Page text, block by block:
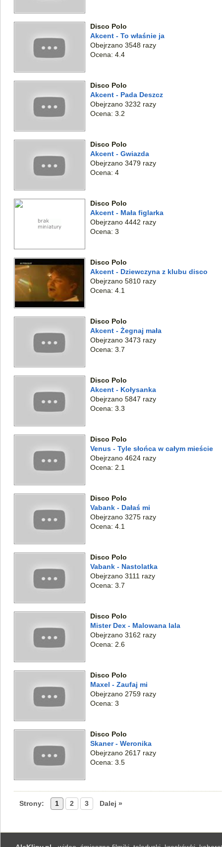
Disco Polo
Akcent - To właśnie ja
Obejrzano 3548 razy
Ocena: 4.4
Disco Polo
Akcent - Pada Deszcz
Obejrzano 3232 razy
Ocena: 3.2
Disco Polo
Akcent - Gwiazda
Obejrzano 3479 razy
Ocena: 4
Disco Polo
Akcent - Mała figlarka
Obejrzano 4442 razy
Ocena: 3
Disco Polo
Akcent - Dziewczyna z klubu disco
Obejrzano 5810 razy
Ocena: 4.1
Disco Polo
Akcent - Żegnaj mała
Obejrzano 3473 razy
Ocena: 3.7
Disco Polo
Akcent - Kołysanka
Obejrzano 5847 razy
Ocena: 3.3
Disco Polo
Venus - Tyle słońca w całym mieście
Obejrzano 4624 razy
Ocena: 2.1
Disco Polo
Vabank - Dałaś mi
Obejrzano 3275 razy
Ocena: 4.1
Disco Polo
Vabank - Nastolatka
Obejrzano 3111 razy
Ocena: 3.7
Disco Polo
Mister Dex - Malowana lala
Obejrzano 3162 razy
Ocena: 2.6
Disco Polo
Maxel - Zaufaj mi
Obejrzano 2759 razy
Ocena: 3
Disco Polo
Skaner - Weronika
Obejrzano 2617 razy
Ocena: 3.5
Strony: 1 2 3 Dalej »